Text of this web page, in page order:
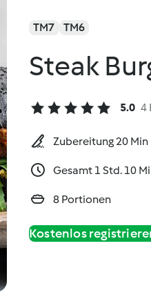
TM7 TM6
Steak
5.0 4
Zubereitung 20 Min
Gesamt 1 Std. 10
8 Portionen
Kostenlos